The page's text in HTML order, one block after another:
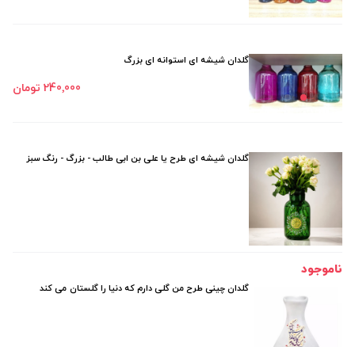
گلدان شیشه ای استوانه ای بزرگ
240٬000 تومان
گلدان شیشه ای طرح یا علی بن ابی طالب - بزرگ - رنگ سبز
ناموجود
گلدان چینی طرح من گلی دارم که دنیا را گلستان می کند